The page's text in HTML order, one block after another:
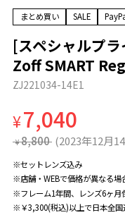
まとめ買い SALE
[スペシャルプ
Zoff SMART
ZJ221034-14E1
¥7,040
¥ 8,800 (2023年12月
※セットレンズ込み
※店舗・WEBで価格が異なる場
※フレーム1年間、レンズ6ヶ月
※￥3,300(税込)以上で日本全国